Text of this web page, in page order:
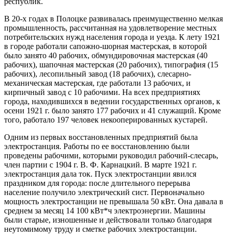
В 20-х годах в Полоцке развивалась преимущественно мелкая
промышленность, рассчитанная на удовлетворение местных
потребительских нужд населения города и уезда. К лету 1921
в городе работали сапожно-шорная мастерская, в которой
было занято 40 рабочих, обмундировочная мастерская (40
рабочих), шапочная мастерская (20 рабочих), типография (15
рабочих), лесопильный завод (18 рабочих), слесарно-
механическая мастерская, где работали 13 рабочих, и
кирпичный завод с 10 рабочими. На всех предприятиях
города, находившихся в ведении государственных органов, к
осени 1921 г. было занято 177 рабочих и 41 служащий. Кроме
того, работало 197 человек некооперированных кустарей.
Одним из первых восстановленных предприятий была
электростанция. Работы по ее восстановлению были
проведены рабочими, которыми руководил рабочий-слесарь,
член партии с 1904 г. В. Ф. Карнацкий. В марте 1921 г.
электростанция дала ток. Пуск электростанции явился
праздником для города: после длительного перерыва
население получило электрический сист. Первоначально
мощность электростанции не превышала 50 кВт. Она давала в
среднем за месяц 14 100 кВт*ч электроэнергии. Машины
были старые, изношенные и действовали только благодаря
неутомимому труду и сметке рабочих электростанции.